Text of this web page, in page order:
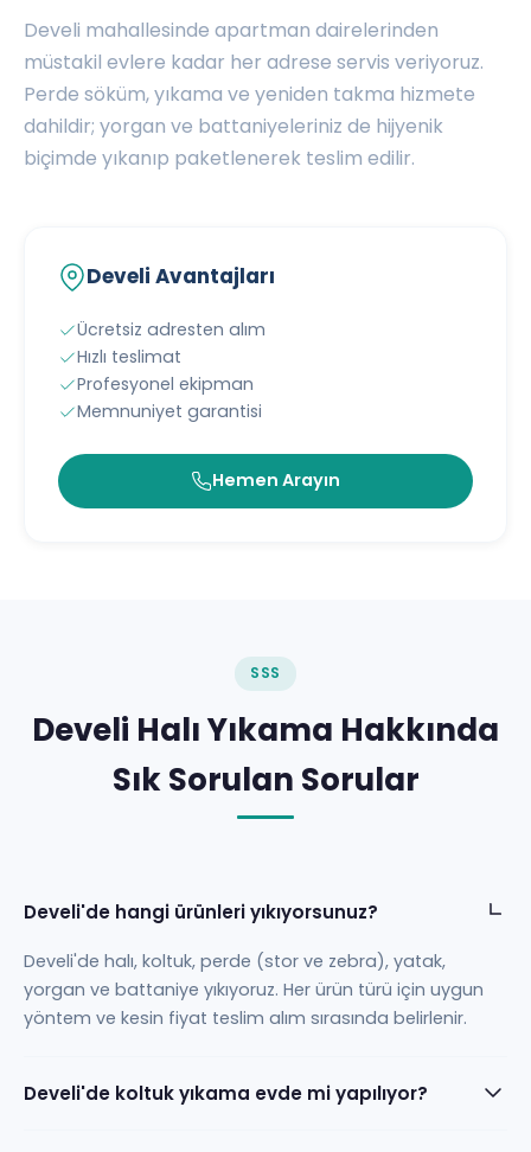
Develi mahallesinde apartman dairelerinden
müstakil evlere kadar her adrese servis veriyoruz.
Perde söküm, yıkama ve yeniden takma hizmete
dahildir; yorgan ve battaniyeleriniz de hijyenik
biçimde yıkanıp paketlenerek teslim edilir.
Develi Avantajları
Ücretsiz adresten alım
Hızlı teslimat
Profesyonel ekipman
Memnuniyet garantisi
Hemen Arayın
SSS
Develi Halı Yıkama Hakkında
Sık Sorulan Sorular
Develi'de hangi ürünleri yıkıyorsunuz?
Develi'de halı, koltuk, perde (stor ve zebra), yatak,
yorgan ve battaniye yıkıyoruz. Her ürün türü için uygun
yöntem ve kesin fiyat teslim alım sırasında belirlenir.
Develi'de koltuk yıkama evde mi yapılıyor?